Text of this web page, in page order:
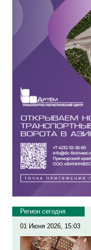
Регион сегодня
01 Июня 2026, 15:03